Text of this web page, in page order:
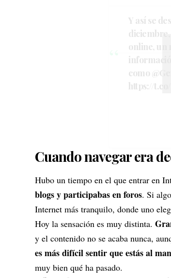
Y así se
online, un
como
https://
Cuando navegar era
Hubo un tiempo en el que entrar en
blogs y participabas en foros. Si
Internet más tranquilo, donde uno
Hoy la sensación es muy distinta.
y el contenido no se acaba nunca,
es más difícil sentir que estás al
muy bien qué ha pasado.